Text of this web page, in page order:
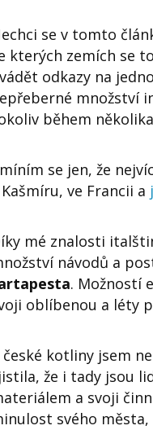
se v tomto
kterých zemích se
odkazy na
množství
během
se jen, že
ve Francii a
mé znalosti
návodů a
. Možností
oblíbenou a léty
české kotliny jsem
že i tady jsou
a svoji
svého města,